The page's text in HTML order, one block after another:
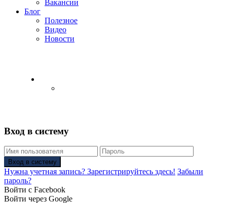
Вакансии
Блог
Полезное
Видео
Новости
Вход в систему
Вход в систему
Нужна учетная запись? Зарегистрируйтесь здесь! Забыли
пароль?
Войти с Facebook
Войти через Google